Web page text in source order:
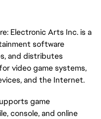
Electronic Arts Inc. is a
software
and distributes
video game systems,
and the Internet.
game
console, and online